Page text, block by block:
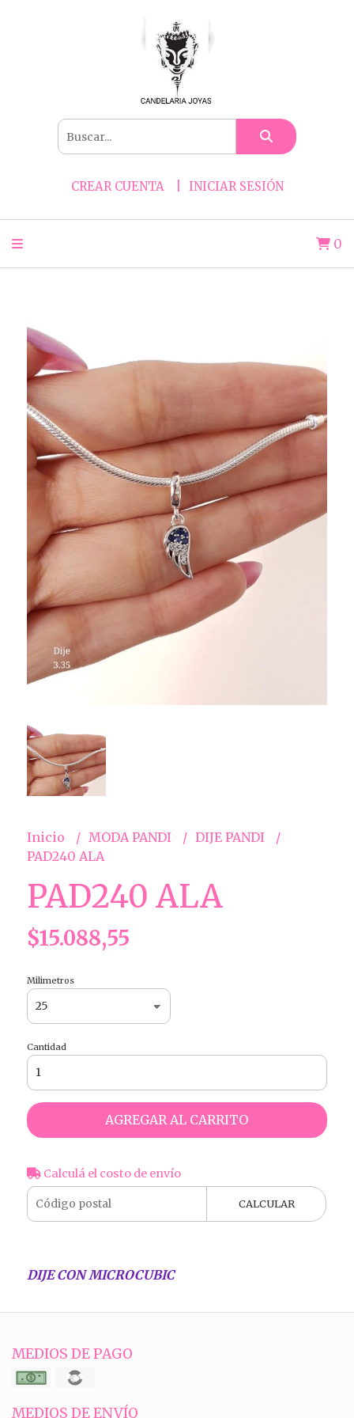
CREAR CUENTA INICIAR SESIÓN
0
Inicio MODA PANDI
DIJE PANDI
PAD240 ALA
PAD240 ALA
$15.088,55
Milimetros
Cantidad
AGREGAR AL CARRITO
Calculá el costo de envío
CALCULAR
DIJE CON MICROCUBIC
MEDIOS DE PAGO
MEDIOS DE ENVÍO